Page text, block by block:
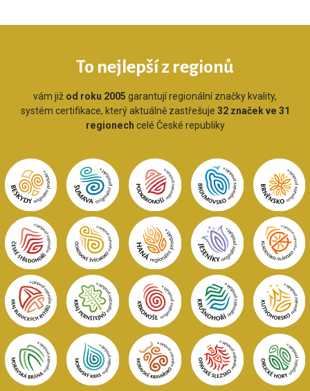
To nejlepší z regionů
vám již od roku 2005 garantují regionální značky kvality,
systém certifikace, který aktuálně zastřešuje 32 značek ve 31
regionech celé České republiky